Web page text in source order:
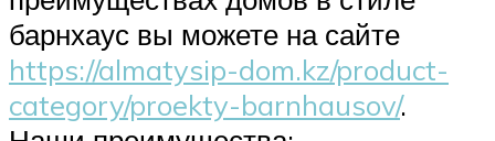
барнхаус вы можете на сайте
https://almatysip-dom.kz/product-
category/proekty-barnhausov/.